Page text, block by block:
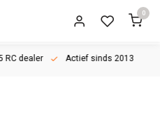
0
RC dealer Actief sinds 2013